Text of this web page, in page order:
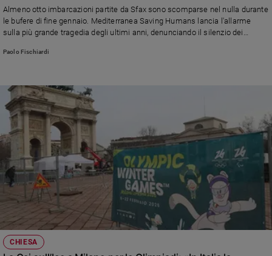
Almeno otto imbarcazioni partite da Sfax sono scomparse nel nulla durante
le bufere di fine gennaio. Mediterranea Saving Humans lancia l'allarme
sulla più grande tragedia degli ultimi anni, denunciando il silenzio dei
Paolo Fischiardi
CHIESA